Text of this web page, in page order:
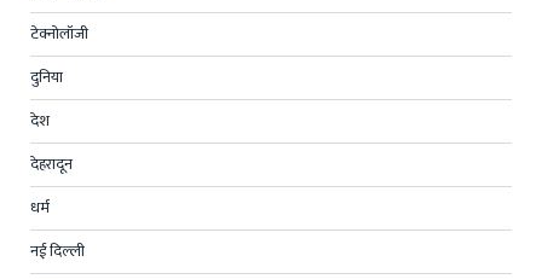
टेक्नोलॉजी
दुनिया
देश
देहरादून
धर्म
नई दिल्ली